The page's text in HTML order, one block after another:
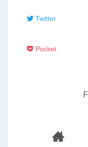
Twitter
Pocket